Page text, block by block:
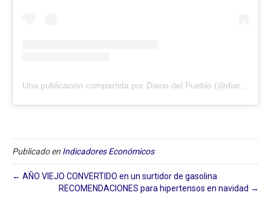
Publicado en Indicadores Económicos
← AÑO VIEJO CONVERTIDO en un surtidor de gasolina
RECOMENDACIONES para hipertensos en navidad →